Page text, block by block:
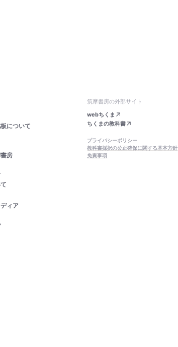
について
房
ィア
筑摩書房の外部サイト
webちくま
ちくまの教科書
プライバシーポリシー
教科書採択の公正確保に関する基本方針
免責事項